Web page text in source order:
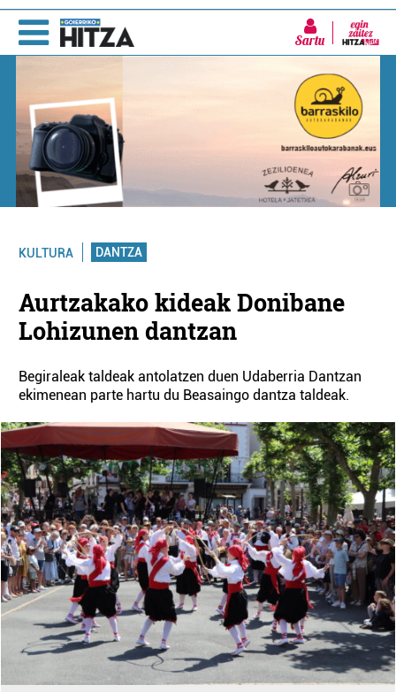
Sartu
KULTURA DANTZA
Aurtzakako kideak Donibane
Lohizunen dantzan
Begiraleak taldeak antolatzen duen Udaberria Dantzan
ekimenean parte hartu du Beasaingo dantza taldeak.